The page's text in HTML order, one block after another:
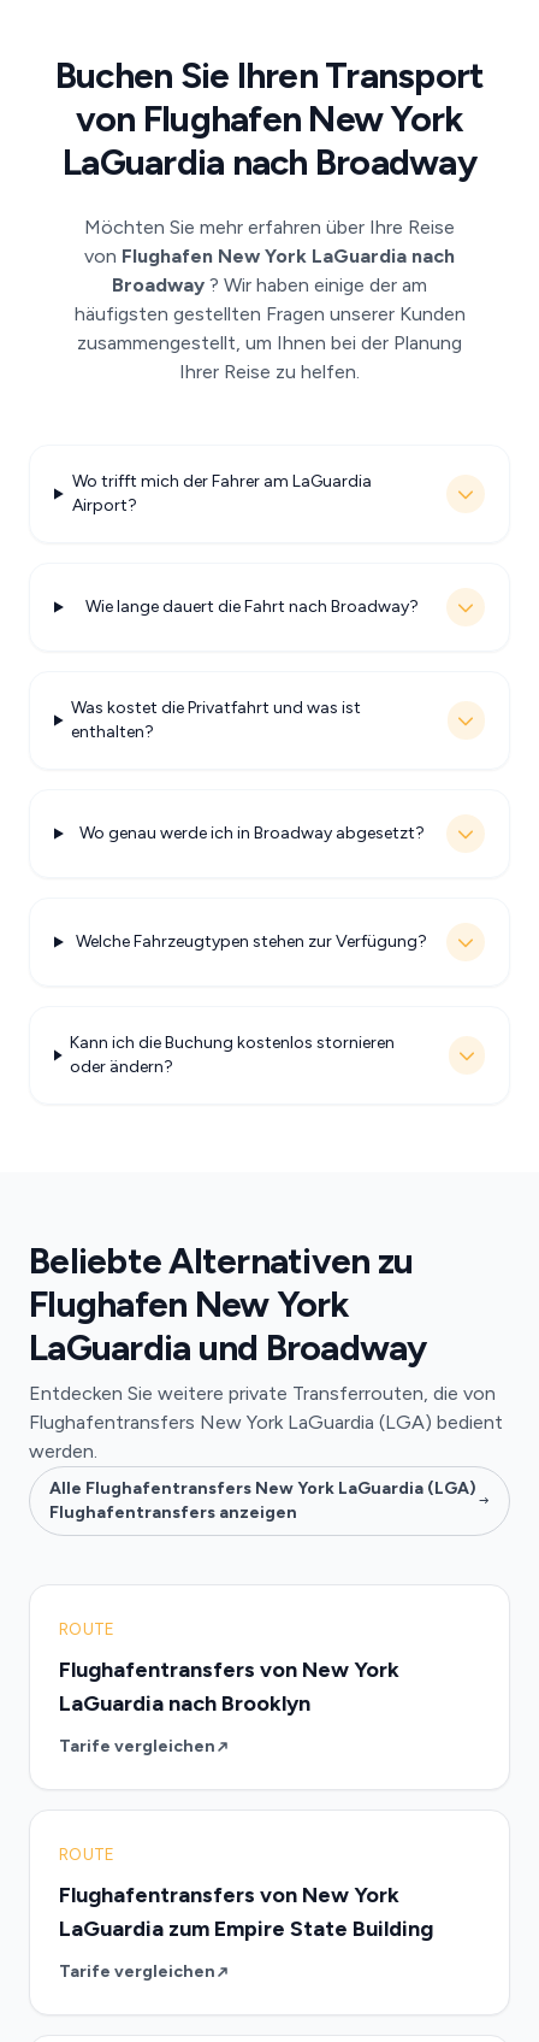
Buchen Sie Ihren Transport
von Flughafen New York
LaGuardia nach Broadway
Möchten Sie mehr erfahren über Ihre Reise
von Flughafen New York LaGuardia nach
Broadway ? Wir haben einige der am
häufigsten gestellten Fragen unserer Kunden
zusammengestellt, um Ihnen bei der Planung
Ihrer Reise zu helfen.
Wo trifft mich der Fahrer am LaGuardia
Airport?
Wie lange dauert die Fahrt nach Broadway?
Was kostet die Privatfahrt und was ist
enthalten?
Wo genau werde ich in Broadway abgesetzt?
Welche Fahrzeugtypen stehen zur Verfügung?
Kann ich die Buchung kostenlos stornieren
oder ändern?
Beliebte Alternativen zu
Flughafen New York
LaGuardia und Broadway
Entdecken Sie weitere private Transferrouten, die von
Flughafentransfers New York LaGuardia (LGA) bedient
werden.
Alle Flughafentransfers New York LaGuardia (LGA)
Flughafentransfers anzeigen
ROUTE
Flughafentransfers von New York
LaGuardia nach Brooklyn
Tarife vergleichen
ROUTE
Flughafentransfers von New York
LaGuardia zum Empire State Building
Tarife vergleichen